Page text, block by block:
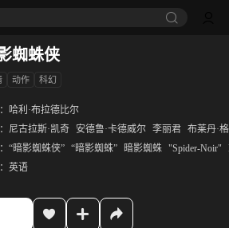
蜘蛛侠
动作 科幻
哈利·布拉德比尔
尼古拉斯·凯奇 安德鲁·卡德威尔 李丽君 布莱丹·
“暗影蜘蛛侠” “暗影蜘蛛” 暗影蜘蛛 "Spider-Noir"
英语